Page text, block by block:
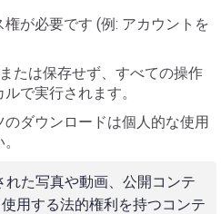
が必要です (例: アカウントを
たは保存せず、すべての操作
で実行されます。
ダウンロードは個人的な使用
れた写真や動画、公開コンテ
用する法的権利を持つコンテ